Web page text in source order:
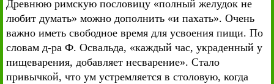
Древнюю римскую пословицу «полный желудок не
любит думать» можно дополнить «и пахать». Очень
важно иметь свободное время для усвоения пищи. По
словам д-ра Ф. Освальда, «каждый час, украденный у
пищеварения, добавляет несварение». Стало
привычкой, что ум устремляется в столовую, когда